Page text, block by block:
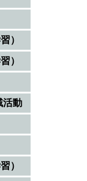
）
）
活動
）